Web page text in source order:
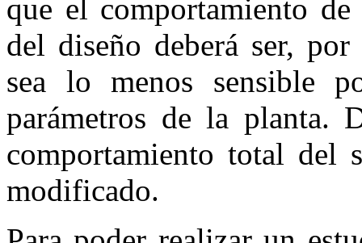
que el comportamiento
del diseño deberá ser,
sea lo menos sensible
parámetros de la planta.
comportamiento total del
modificado.